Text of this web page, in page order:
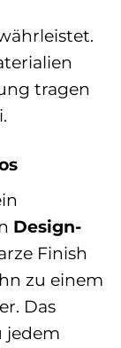
tragen
Design-
Finish
zu einem
Das
jedem